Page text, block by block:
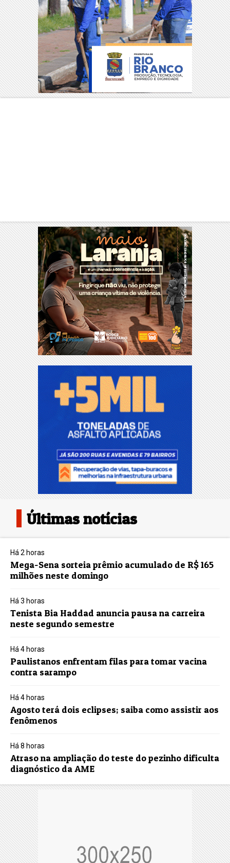
Últimas notícias
Há 2 horas
Mega-Sena sorteia prêmio acumulado de R$ 165
milhões neste domingo
Há 3 horas
Tenista Bia Haddad anuncia pausa na carreira
neste segundo semestre
Há 4 horas
Paulistanos enfrentam filas para tomar vacina
contra sarampo
Há 4 horas
Agosto terá dois eclipses; saiba como assistir aos
fenômenos
Há 8 horas
Atraso na ampliação do teste do pezinho dificulta
diagnóstico da AME